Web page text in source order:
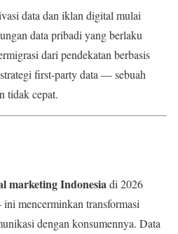
data dan iklan digital mulai
data pribadi yang berlaku
dari pendekatan berbasis
first-party data — sebuah
tidak cepat.
marketing Indonesiadi 2026
mencerminkan transformasi
dengan konsumennya. Data